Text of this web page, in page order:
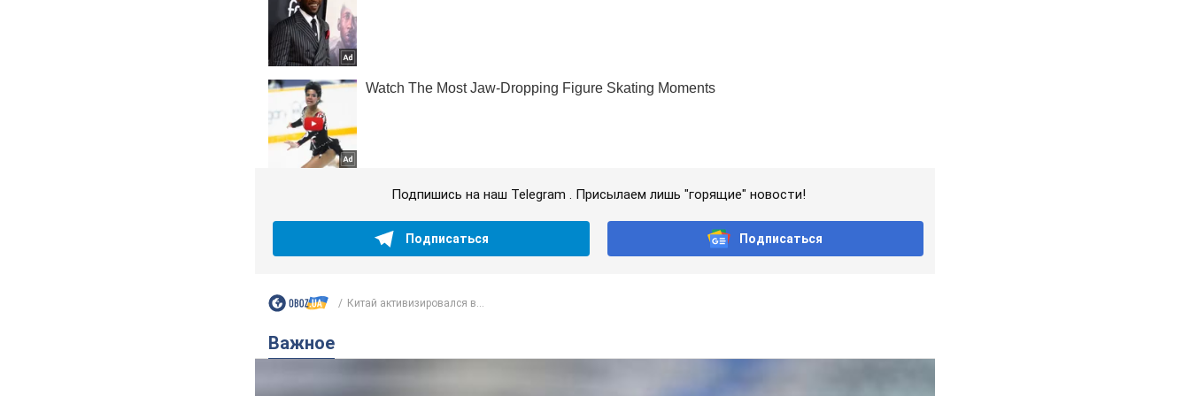
Подпишись на наш Telegram . Присылаем лишь "горящие" новости!
Подписаться Подписаться
Китай активизировался в...
Важное